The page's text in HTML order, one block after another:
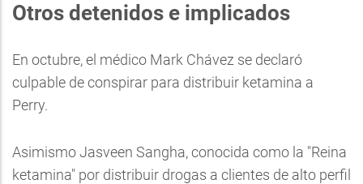
Otros detenidos e implicados
En octubre, el médico Mark Chávez se declaró
culpable de conspirar para distribuir ketamina a
Perry.
Asimismo Jasveen Sangha, conocida como la "Reina
ketamina" por distribuir drogas a clientes de alto perfil